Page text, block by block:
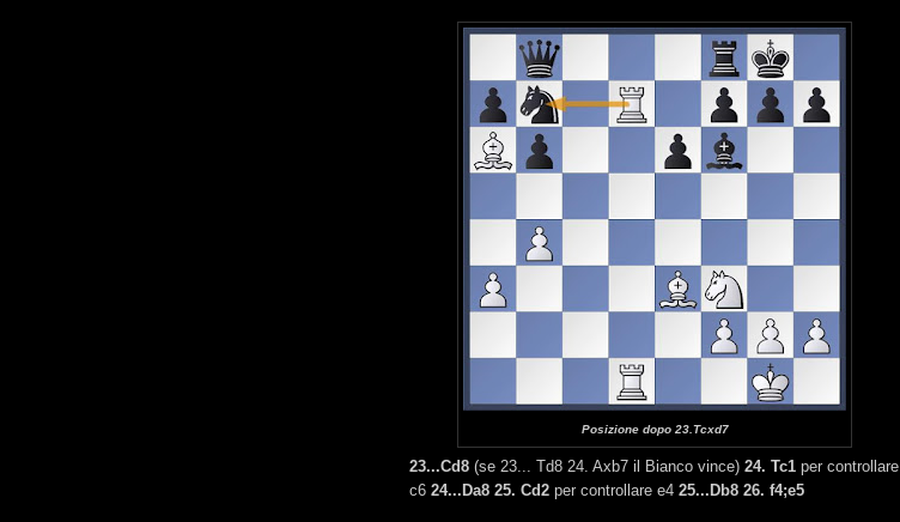
Posizione dopo 23.Tcxd7
23...Cd8 (se 23... Td8 24. Axb7 il Bianco vince) 24. Tc1 per controllare
c6 24...Da8 25. Cd2 per controllare e4 25...Db8 26. f4;e5